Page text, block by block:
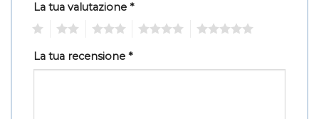
La tua valutazione *
La tua recensione *